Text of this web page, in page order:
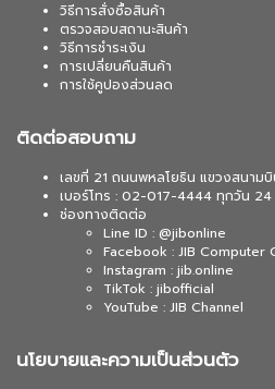
วิธีการสั่งซื้อสินค้า
ตรวจสอบสถานะสินค้า
วิธีการชำระเงิน
การเปลี่ยนคืนสินค้า
การใช้คูปองส่วนลด
ติดต่อสอบถาม
เลขที่ 21 ถนนพหลโยธิน แขวงสนาม
เบอร์โทร : 02-017-4444 ทุกวัน 24
ช่องทางติดต่อ
Line ID : @jibonline
Facebook : JIB Computer
Instagram : jib.online
TikTok : jibofficial
YouTube : JIB Channel
นโยบายและความเป็นส่วนตัว